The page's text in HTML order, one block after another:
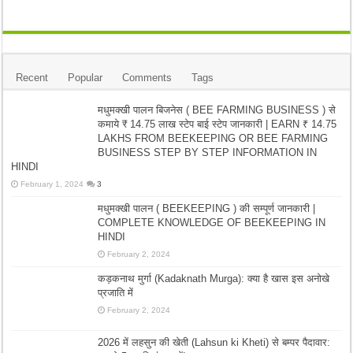
Recent Popular Comments Tags
मधुमक्खी पालन बिजनेस ( BEE FARMING BUSINESS ) से
कमाये ₹ 14.75 लाख स्टेप बाई स्टेप जानकारी | EARN ₹ 14.75
LAKHS FROM BEEKEEPING OR BEE FARMING
BUSINESS STEP BY STEP INFORMATION IN
HINDI
February 1, 2024 3
मधुमक्खी पालन ( BEEKEEPING ) की सम्पूर्ण जानकारी |
COMPLETE KNOWLEDGE OF BEEKEEPING IN
HINDI
February 2, 2024
कड़कनाथ मुर्गा (Kadaknath Murga): क्या है खास इस अनोखे
प्रजाति में
February 2, 2024
2026 में लहसुन की खेती (Lahsun ki Kheti) से बम्पर पैदावार: